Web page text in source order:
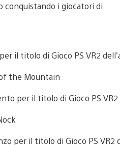
conquistando i giocatori di
the Mountain